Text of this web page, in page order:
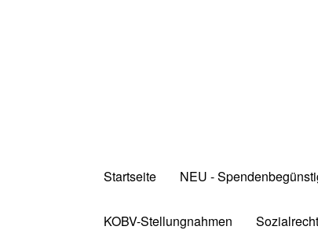
Startseite NEU -
KOBV-Stellungnahmen